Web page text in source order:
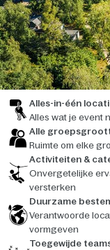
Alles-in-één
Alles wat je event
Alle
Ruimte om elke
Activiteiten &
Onvergetelijke
versterken
Duurzame
Verantwoorde
vormgeven
Toegewijde